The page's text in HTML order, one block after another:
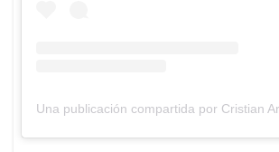
Una publicación compartida por Cristian